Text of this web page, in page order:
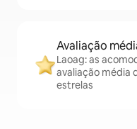
Avaliação
Laoag: as
avaliação média
estrelas